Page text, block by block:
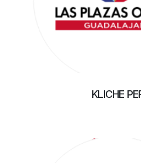
KLICHE